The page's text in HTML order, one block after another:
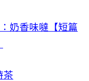
奶香味噠【短篇
茶